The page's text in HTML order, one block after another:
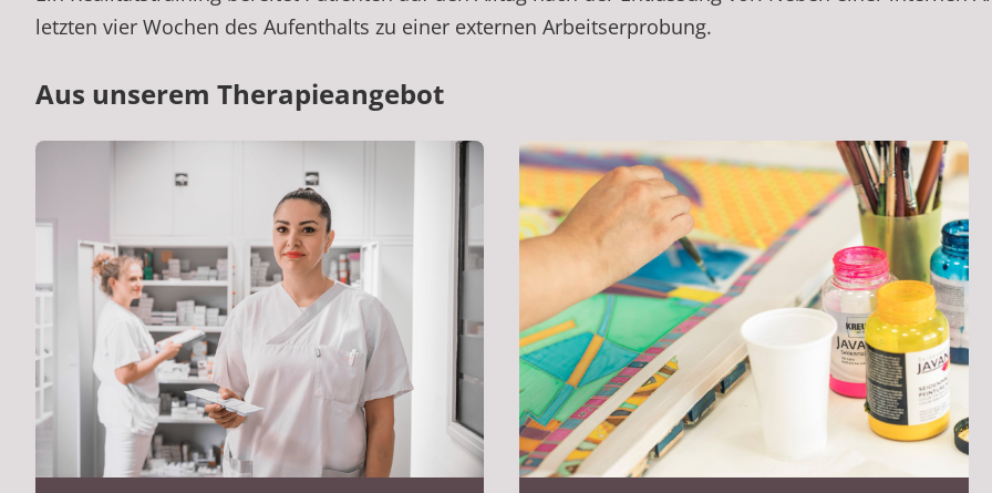
letzten vier Wochen des Aufenthalts zu einer externen Arbeitserprobung.
Aus unserem Therapieangebot